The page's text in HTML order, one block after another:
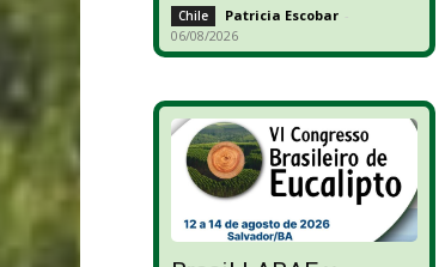
Chile Patricia Escobar -
06/08/2026